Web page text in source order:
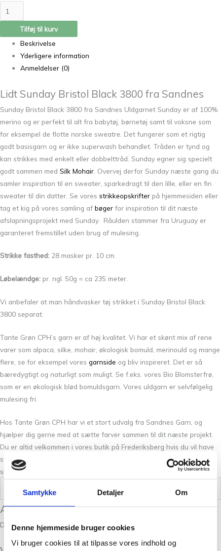
Samtykke Detaljer Om
Denne hjemmeside bruger cookies
Vi bruger cookies til at tilpasse vores indhold og
Tilføj til kurv
Beskrivelse
Yderligere information
Anmeldelser (0)
Lidt Sunday Bristol Black 3800 fra Sandnes
Sunday Bristol Black 3800 fra Sandnes Uldgarnet Sunday er af 100%
merino og er perfekt til alt fra babytøj, børnetøj samt til voksne som
for eksempel de flotte norske sweatre. Det fungerer som et rigtig
godt basisgarn og er ikke superwash behandlet. Tråden er tynd og
kan strikkes med enkelt eller dobbelttråd. Sunday egner sig specielt
godt sammen med Silk Mohair . Overvej derfor Sunday næste gang du
samler inspiration til en sweater, sparkedragt til den lille, eller en fin
sweater til din datter. Se vores strikkeopskrifter på hjemmesiden eller
tag et kig på vores samling af bøger for inspiration til dit næste
afslapningsprojekt med Sunday. Råulden stammer fra Uruguay er
garanteret fremstillet uden brug af mulesing.
Strikke fasthed: 28 masker pr. 10 cm.
Løbelændge: pr. ngl. 50g = ca 235 meter.
Vi anbefaler at man håndvasker tøj strikket i Sunday Bristol Black
3800 separat.
Tante Grøn CPH’s garn er af høj kvalitet. Vi har et skønt mix af rene
varer som alpaca, silke, mohair, økologisk bomuld, merinould og mange
flere, se for eksempel vores garnside og bliv inspireret. Det er så
bæredygtigt og naturligt som muligt. Se f.eks. vores Bio Blomsterfrø,
som er en økologisk blød bomuldsgarn. Vores uldgarn er selvfølgelig
mulesing fri.
Hos Tante Grøn CPH har vi et stort udvalg fra Sandnes Garn, og
hjælper dig gerne med at sætte farver sammen til dit næste projekt.
Du er altid velkommen i vores butik på Frederiksberg hvis du vil have
syn for sagen og mærke Sunday mellem fingrene. Vi står klar med et
smil og stræber altid efter den bedste betjening.
Vægt 0,05 kg
Anmeldelser
Der er endnu ikke nogle anmeldelser.